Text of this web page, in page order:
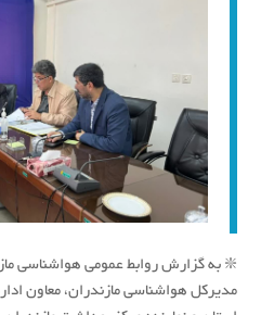
❇️ به گزارش روابط عمومی هواشناسی
مدیرکل هواشناسی مازندران، معاون